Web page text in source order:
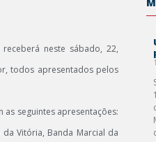
neste sábado, 22,
todos apresentados pelos
as seguintes apresentações:
Vitória, Banda Marcial da